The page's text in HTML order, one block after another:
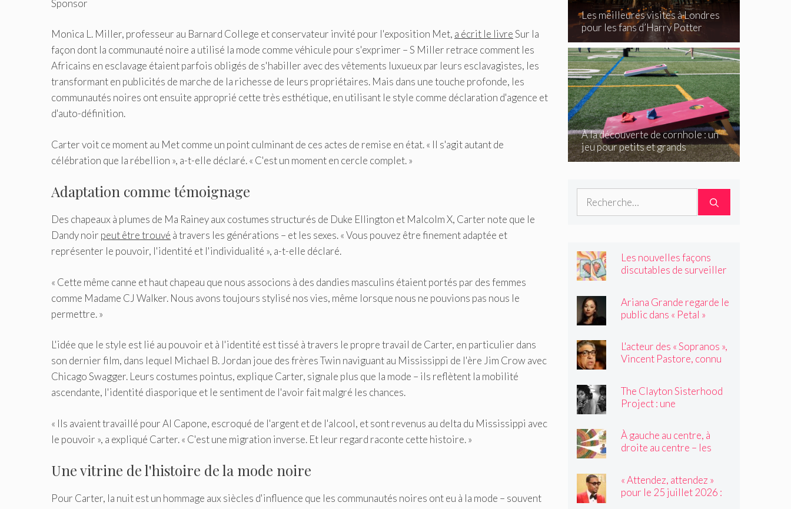
Sponsor
Monica L. Miller, professeur au Barnard College et conservateur invité pour l'exposition Met, a écrit le livreSur la
façon dont la communauté noire a utilisé la mode comme véhicule pour s'exprimer – S Miller retrace comment les
Africains en esclavage étaient parfois obligés de s'habiller avec des vêtements luxueux par leurs esclavagistes, les
transformant en publicités de marche de la richesse de leurs propriétaires. Mais dans une touche profonde, les
communautés noires ont ensuite approprié cette très esthétique, en utilisant le style comme déclaration d'agence et
d'auto-définition.
Carter voit ce moment au Met comme un point culminant de ces actes de remise en état. « Il s'agit autant de
célébration que la rébellion », a-t-elle déclaré. « C'est un moment en cercle complet. »
Adaptation comme témoignage
Des chapeaux à plumes de Ma Rainey aux costumes structurés de Duke Ellington et Malcolm X, Carter note que le
Dandy noir peut être trouvé à travers les générations – et les sexes. « Vous pouvez être finement adaptée et
représenter le pouvoir, l'identité et l'individualité », a-t-elle déclaré.
« Cette même canne et haut chapeau que nous associons à des dandies masculins étaient portés par des femmes
comme Madame CJ Walker. Nous avons toujours stylisé nos vies, même lorsque nous ne pouvions pas nous le
permettre. »
L'idée que le style est lié au pouvoir et à l'identité est tissé à travers le propre travail de Carter, en particulier dans
son dernier film, dans lequel Michael B. Jordan joue des frères Twin naviguant au Mississippi de l'ère Jim Crow avec
Chicago Swagger. Leurs costumes pointus, explique Carter, signale plus que la mode – ils reflètent la mobilité
ascendante, l'identité diasporique et le sentiment de l'avoir fait malgré les chances.
« Ils avaient travaillé pour Al Capone, escroqué de l'argent et de l'alcool, et sont revenus au delta du Mississippi avec
le pouvoir », a expliqué Carter. « C'est une migration inverse. Et leur regard raconte cette histoire. »
Une vitrine de l'histoire de la mode noire
Pour Carter, la nuit est un hommage aux siècles d'influence que les communautés noires ont eu à la mode – souvent
Les meilleures visites à Londres
pour les fans d’Harry Potter
À la découverte de cornhole : un
jeu pour petits et grands
Rechercher :
Les nouvelles façons
discutables de surveiller
Ariana Grande regarde le
public dans « Petal »
L'acteur des « Sopranos »,
Vincent Pastore, connu
ans
The Clayton Sisterhood
Project : une
migration inversée de sa
famille du Nord vers le
Sud
À gauche au centre, à
droite au centre – les
histoires »
« Attendez, attendez »
pour le 25 juillet 2026 :